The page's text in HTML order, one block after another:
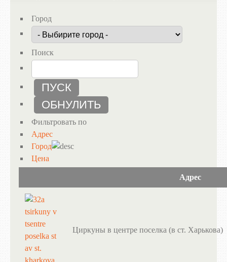
Город
Поиск
Фильтровать по
Адрес
Город
Цена
Адрес
Циркуны в центре поселка (в ст. Харькова)